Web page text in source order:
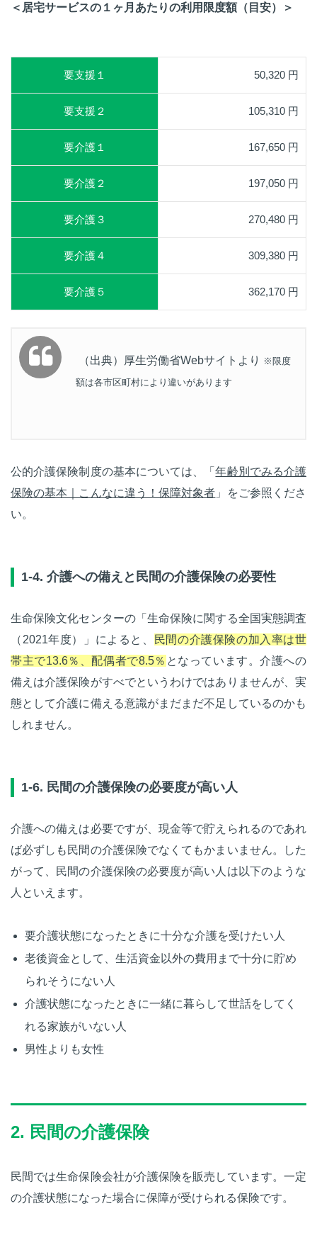
＜居宅サービスの１ヶ月あたりの利用限度額（目安）＞
要支援１ 50,320 円
要支援２ 105,310 円
要介護１ 167,650 円
要介護２ 197,050 円
要介護３ 270,480 円
要介護４ 309,380 円
要介護５ 362,170 円
（出典）厚生労働省Webサイトより
※限度
額は各市区町村により違いがあります
公的介護保険制度の基本については、「年齢別でみる介護
保険の基本｜こんなに違う！保障対象者 」をご参照くださ
い。
1-4. 介護への備えと民間の介護保険の必要性
生命保険文化センターの「生命保険に関する全国実態調査
（2021年度）」によると、
民間の介護保険の加入率は世
帯主で13.6％、配偶者で8.5％ となっています。介護への
備えは介護保険がすべでというわけではありませんが、実
態として介護に備える意識がまだまだ不足しているのかも
しれません。
1-6. 民間の介護保険の必要度が高い人
介護への備えは必要ですが、現金等で貯えられるのであれ
ば必ずしも民間の介護保険でなくてもかまいません。した
がって、民間の介護保険の必要度が高い人は以下のような
人といえます。
要介護状態になったときに十分な介護を受けたい人
老後資金として、生活資金以外の費用まで十分に貯め
られそうにない人
介護状態になったときに一緒に暮らして世話をしてく
れる家族がいない人
男性よりも女性
2. 民間の介護保険
民間では生命保険会社が介護保険を販売しています。一定
の介護状態になった場合に保障が受けられる保険です。